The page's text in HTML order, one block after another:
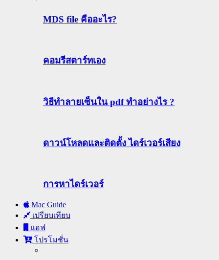
MDS file คืออะไร?
คอมรีสตาร์ทเอง
วิธีทําลายเซ็นใน pdf ทำอย่างไร ?
ดาวน์โหลดและติดตั้ง ไดร์เวอร์เสียง
การหาไดร์เวอร์
Mac Guide
เปรียบเทียบ
แอฟ
โปรโมชั่น